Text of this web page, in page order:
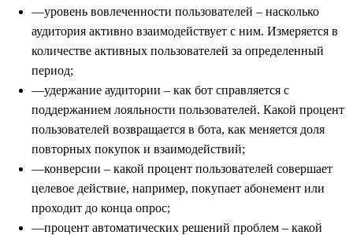
уровень вовлеченности пользователей – насколько
аудитория активно взаимодействует с ним. Измеряется в
количестве активных пользователей за определенный
период;
удержание аудитории – как бот справляется с
поддержанием лояльности пользователей. Какой процент
пользователей возвращается в бота, как меняется доля
повторных покупок и взаимодействий;
конверсии – какой процент пользователей совершает
целевое действие, например, покупает абонемент или
проходит до конца опрос;
процент автоматических решений проблем – какой